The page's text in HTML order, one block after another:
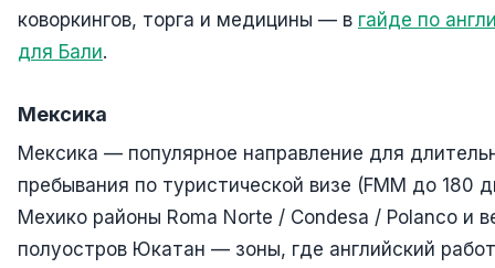
коворкингов, торга и медицины — в гайде по
для Бали.
Мексика
Мексика — популярное направление для
пребывания по туристической визе (FMM до 180
Мехико районы Roma Norte / Condesa / Polanco и
полуостров Юкатан — зоны, где английский